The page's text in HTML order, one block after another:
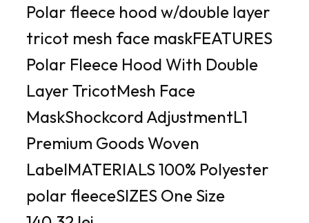
Polar fleece hood w/double layer
tricot mesh face maskFEATURES
Polar Fleece Hood With Double
Layer TricotMesh Face
MaskShockcord AdjustmentL1
Premium Goods Woven
LabelMATERIALS 100% Polyester
polar fleeceSIZES One Size